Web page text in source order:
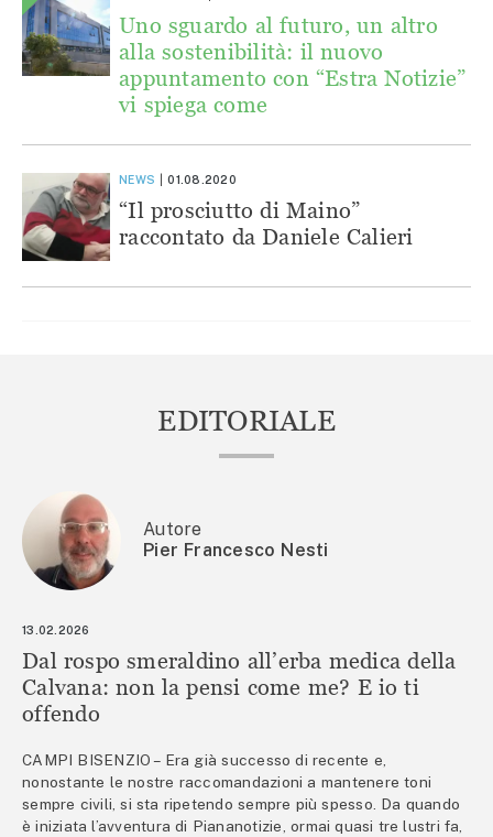
Uno sguardo al futuro, un altro
alla sostenibilità: il nuovo
appuntamento con “Estra Notizie”
vi spiega come
NEWS 01.08.2020
“Il prosciutto di Maino”
raccontato da Daniele Calieri
EDITORIALE
Autore
Pier Francesco Nesti
13.02.2026
Dal rospo smeraldino all’erba medica della
Calvana: non la pensi come me? E io ti
offendo
CAMPI BISENZIO – Era già successo di recente e,
nonostante le nostre raccomandazioni a mantenere toni
sempre civili, si sta ripetendo sempre più spesso. Da quando
è iniziata l’avventura di Piananotizie, ormai quasi tre lustri fa,